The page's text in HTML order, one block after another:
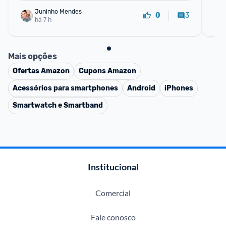
Juninho Mendes
há 7 h
0 3
Mais opções
OfertasAmazon CuponsAmazon
Acessórios para smartphones
Android
iPhones
Smartwatch e Smartband
Institucional
Comercial
Fale conosco